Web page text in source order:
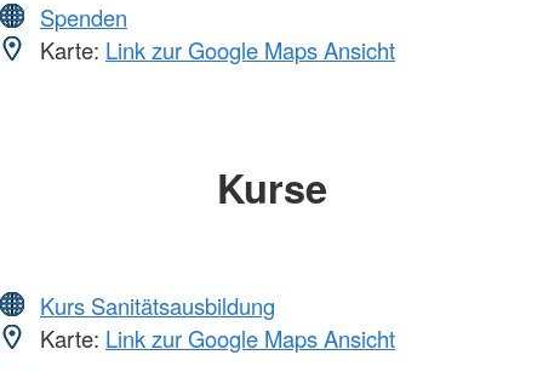
Spenden
Karte: Link zur Google Maps Ansicht
Kurse
Kurs Sanitätsausbildung
Karte: Link zur Google Maps Ansicht